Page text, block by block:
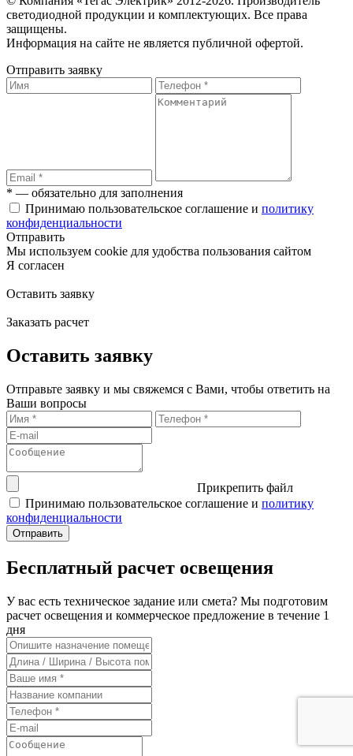
светодиодной продукции и комплектующих. Все права
защищены.
Информация на сайте не является публичной офертой.
Отправить заявку
* — обязательно для заполнения
Принимаю пользовательское соглашение и политику
конфиденциальности
Отправить
Мы используем cookie для удобства пользования сайтом
Я согласен
Оставить заявку
Заказать расчет
Оставить заявку
Отправьте заявку и мы свяжемся с Вами, чтобы ответить на
Ваши вопросы
Прикрепить файл
Принимаю пользовательское соглашение и политику
конфиденциальности
Бесплатный расчет освещения
У вас есть техническое задание или смета? Мы подготовим
расчет освещения и коммерческое предложение в течение 1
дня